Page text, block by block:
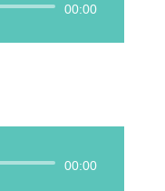
00:00
00:00